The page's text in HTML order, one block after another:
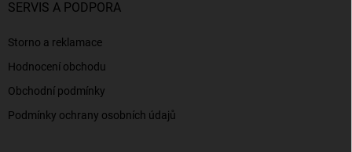
SERVIS A PODPORA
Storno a reklamace
Hodnocení obchodu
Obchodní podmínky
Podmínky ochrany osobních údajů